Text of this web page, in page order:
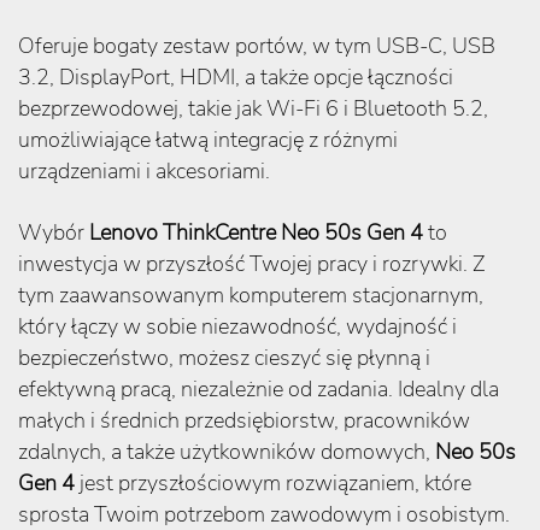
Oferuje bogaty zestaw portów, w tym USB-C, USB
3.2, DisplayPort, HDMI, a także opcje łączności
bezprzewodowej, takie jak Wi-Fi 6 i Bluetooth 5.2,
umożliwiające łatwą integrację z różnymi
urządzeniami i akcesoriami.
Wybór Lenovo ThinkCentre Neo 50s Gen 4to
inwestycja w przyszłość Twojej pracy i rozrywki. Z
tym zaawansowanym komputerem stacjonarnym,
który łączy w sobie niezawodność, wydajność i
bezpieczeństwo, możesz cieszyć się płynną i
efektywną pracą, niezależnie od zadania. Idealny dla
małych i średnich przedsiębiorstw, pracowników
zdalnych, a także użytkowników domowych, Neo 50s
Gen 4 jest przyszłościowym rozwiązaniem, które
sprosta Twoim potrzebom zawodowym i osobistym.